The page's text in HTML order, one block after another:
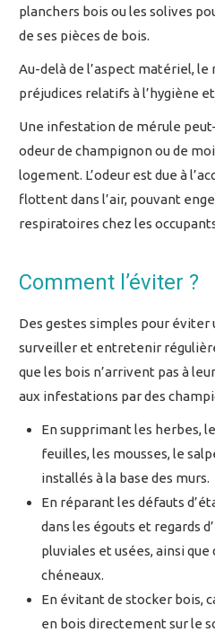
planchers bois ou les solives
de ses pièces de bois.
Au-delà de l’aspect matériel, le
préjudices relatifs à l’hygiène
Une infestation de mérule
odeur de champignon ou de
logement. L’odeur est due à
flottent dans l’air, pouvant
respiratoires chez les
Comment l’éviter ?
Des gestes simples pour
surveiller et entretenir
que les bois n’arrivent pas à
aux infestations par des
En supprimant les herbes,
feuilles, les mousses, le
installés à la base des murs.
En réparant les défauts
dans les égouts et regards
pluviales et usées, ainsi
chéneaux.
En évitant de stocker bois,
en bois directement sur le